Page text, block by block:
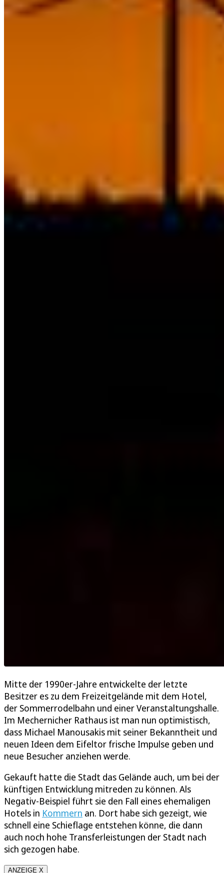
Mitte der 1990er-Jahre entwickelte der letzte
Besitzer es zu dem Freizeitgelände mit dem Hotel,
der Sommerrodelbahn und einer Veranstaltungshalle.
Im Mechernicher Rathaus ist man nun optimistisch,
dass Michael Manousakis mit seiner Bekanntheit und
neuen Ideen dem Eifeltor frische Impulse geben und
neue Besucher anziehen werde.
Gekauft hatte die Stadt das Gelände auch, um bei der
künftigen Entwicklung mitreden zu können. Als
Negativ-Beispiel führt sie den Fall eines ehemaligen
Hotels in Kommern an. Dort habe sich gezeigt, wie
schnell eine Schieflage entstehen könne, die dann
auch noch hohe Transferleistungen der Stadt nach
sich gezogen habe.
ANZEIGE X